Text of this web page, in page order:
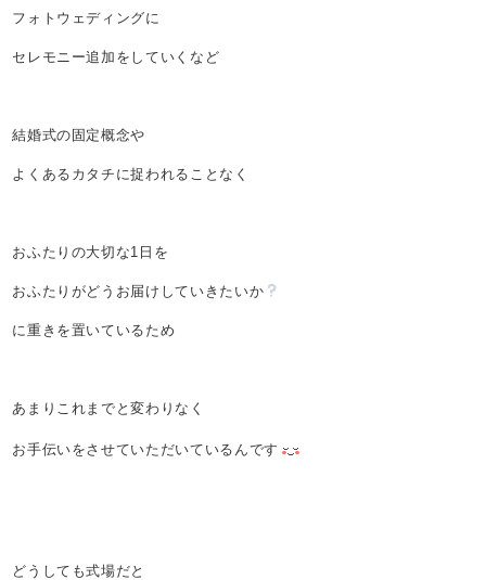
フォトウェディングに
セレモニー追加をしていくなど
結婚式の固定概念や
よくあるカタチに捉われることなく
おふたりの大切な1日を
おふたりがどうお届けしていきたいか
に重きを置いているため
あまりこれまでと変わりなく
お手伝いをさせていただいているんです
どうしても式場だと